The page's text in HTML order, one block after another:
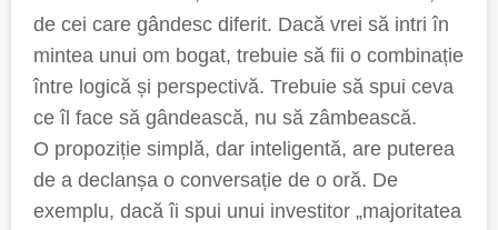
de cei care gândesc diferit. Dacă vrei să intri în
mintea unui om bogat, trebuie să fii o combinație
între logică și perspectivă. Trebuie să spui ceva
ce îl face să gândească, nu să zâmbească.
O propoziție simplă, dar inteligentă, are puterea
de a declanșa o conversație de o oră. De
exemplu, dacă îi spui unui investitor „majoritatea